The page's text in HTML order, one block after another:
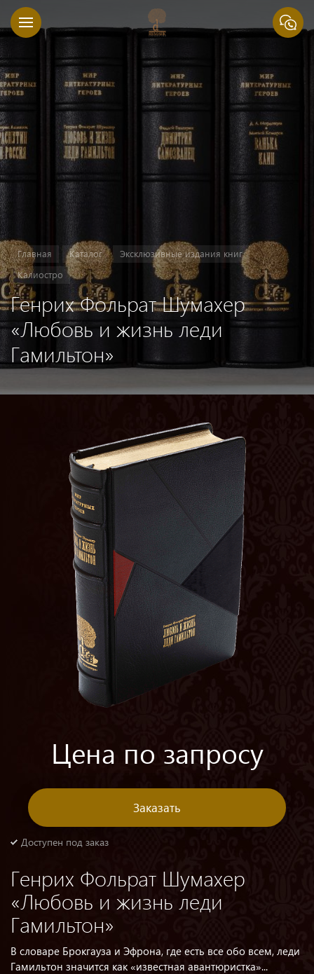
Главная Каталог
Эксклюзивные издания книг
Калиостро
Генрих Фольрат Шумахер
«Любовь и жизнь леди
Гамильтон»
Доступен под заказ
Генрих Фольрат Шумахер
«Любовь и жизнь леди
Гамильтон»
В словаре Брокгауза и Эфрона, где есть все обо всем, леди
Гамильтон значится как «известная авантюристка»...
Цена по запросу
Заказать